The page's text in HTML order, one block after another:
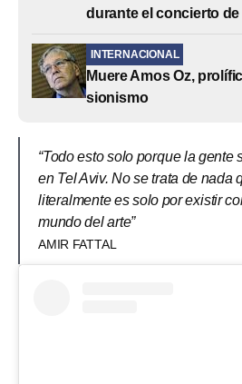
durante el concierto
INTERNACIONAL
Muere Amos Oz,
sionismo
“Todo esto solo porque la gente
en Tel Aviv. No se trata de nada
literalmente es solo por existir
mundo del arte”
AMIR FATTAL